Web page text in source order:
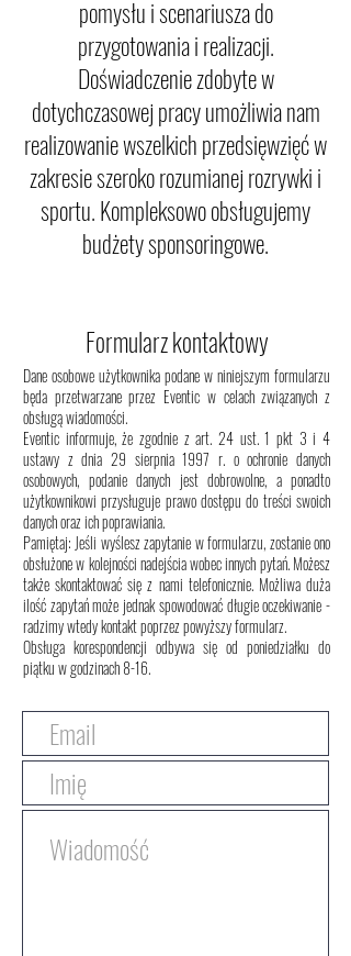
pomysłu i scenariusza do
przygotowania i realizacji.
Doświadczenie zdobyte w
dotychczasowej pracy umożliwia nam
realizowanie wszelkich przedsięwzięć w
zakresie szeroko rozumianej rozrywki i
sportu. Kompleksowo obsługujemy
budżety sponsoringowe.
Formularz kontaktowy
Dane osobowe użytkownika podane w niniejszym formularzu
będa przetwarzane przez Eventic w celach związanych z
obsługą wiadomości.
Eventic informuje, że zgodnie z art. 24 ust. 1 pkt 3 i 4
ustawy z dnia 29 sierpnia 1997 r. o ochronie danych
osobowych, podanie danych jest dobrowolne, a ponadto
użytkownikowi przysługuje prawo dostępu do treści swoich
danych oraz ich poprawiania.
Pamiętaj: Jeśli wyślesz zapytanie w formularzu, zostanie ono
obsłużone w kolejności nadejścia wobec innych pytań. Możesz
także skontaktować się z nami telefonicznie. Możliwa duża
ilość zapytań może jednak spowodować długie oczekiwanie -
radzimy wtedy kontakt poprzez powyższy formularz.
Obsługa korespondencji odbywa się od poniedziałku do
piątku w godzinach 8-16.